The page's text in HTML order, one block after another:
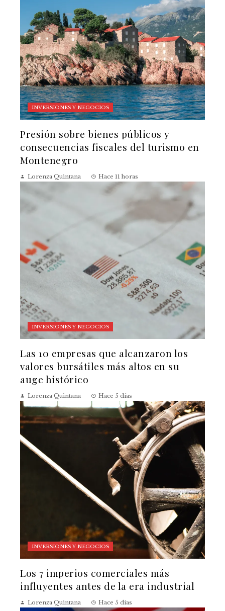
INVERSIONES Y NEGOCIOS
Presión sobre bienes públicos y
consecuencias fiscales del turismo en
Montenegro
Lorenza Quintana Hace 11 horas
INVERSIONES Y NEGOCIOS
Las 10 empresas que alcanzaron los
valores bursátiles más altos en su
auge histórico
Lorenza Quintana Hace 5 días
INVERSIONES Y NEGOCIOS
Los 7 imperios comerciales más
influyentes antes de la era industrial
Lorenza Quintana Hace 5 días